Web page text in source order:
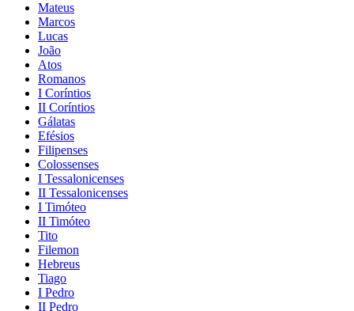
Mateus
Marcos
Lucas
João
Atos
Romanos
I Coríntios
II Coríntios
Gálatas
Efésios
Filipenses
Colossenses
I Tessalonicenses
II Tessalonicenses
I Timóteo
II Timóteo
Tito
Filemon
Hebreus
Tiago
I Pedro
II Pedro